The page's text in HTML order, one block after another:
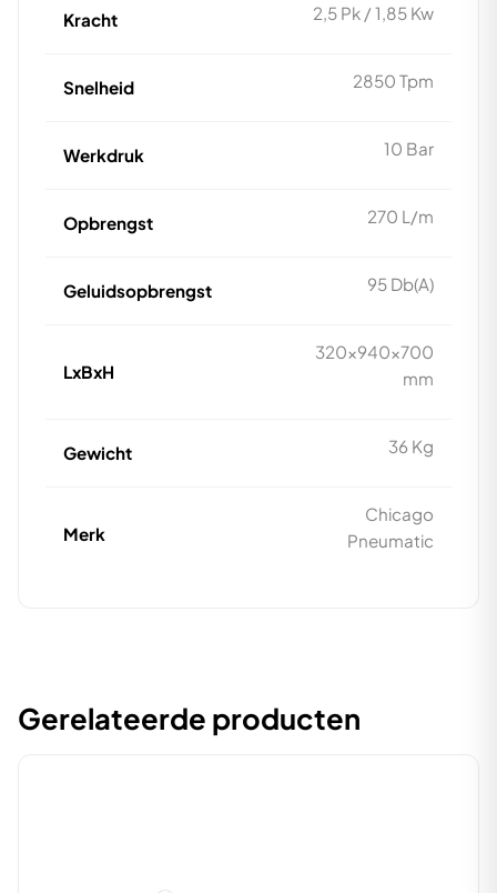
Kracht 2,5 Pk / 1,85 Kw
Snelheid 2850 Tpm
Werkdruk 10 Bar
Opbrengst 270 L/m
Geluidsopbrengst 95 Db(A)
LxBxH
320x940x700
mm
Gewicht 36 Kg
Merk
Chicago
Pneumatic
Gerelateerde producten